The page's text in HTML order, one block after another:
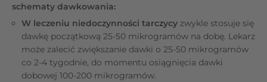
schematy dawkowania:
W leczeniu niedoczynności tarczycy zwykle stosuje się
dawkę początkową 25-50 mikrogramów na dobę. Lekarz
może zalecić zwiększanie dawki o 25-50 mikrogramów
co 2-4 tygodnie, do momentu osiągnięcia dawki
dobowej 100-200 mikrogramów.